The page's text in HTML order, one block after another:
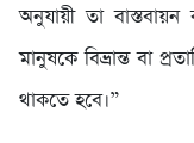
অনুযায়ী তা
মানুষকে বিভ্রান্ত বা
থাকতে হবে।”